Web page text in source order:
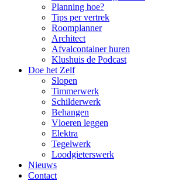
Planning hoe?
Tips per vertrek
Roomplanner
Architect
Afvalcontainer huren
Klushuis de Podcast
Doe het Zelf
Slopen
Timmerwerk
Schilderwerk
Behangen
Vloeren leggen
Elektra
Tegelwerk
Loodgieterswerk
Nieuws
Contact